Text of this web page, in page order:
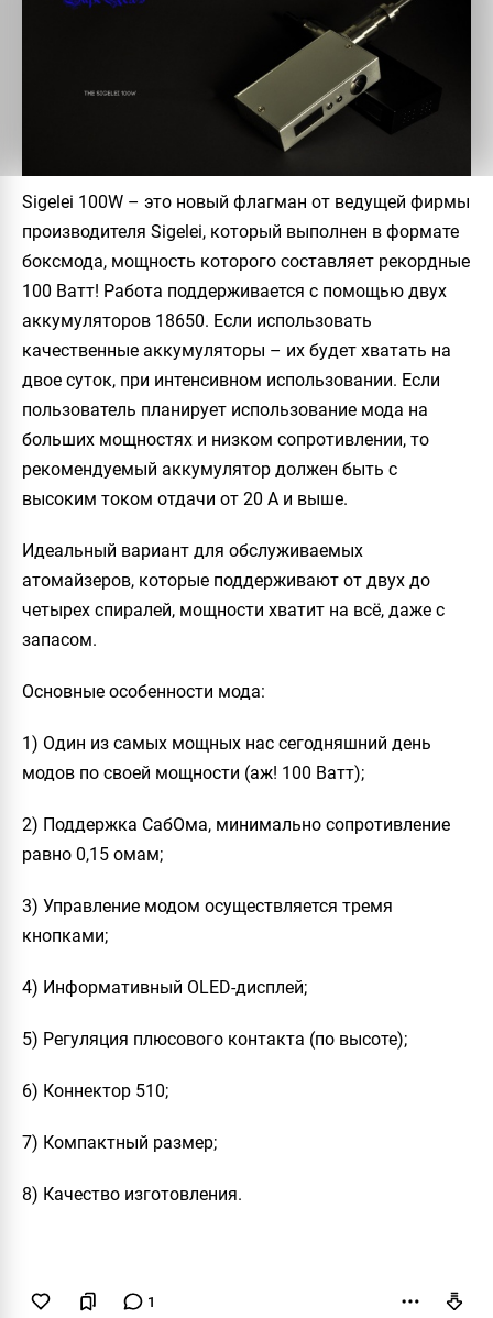
Sigelei 100W – это новый флагман от ведущей фирмы
производителя Sigelei, который выполнен в формате
боксмода, мощность которого составляет рекордные
100 Ватт! Работа поддерживается с помощью двух
аккумуляторов 18650. Если использовать
качественные аккумуляторы – их будет хватать на
двое суток, при интенсивном использовании. Если
пользователь планирует использование мода на
больших мощностях и низком сопротивлении, то
рекомендуемый аккумулятор должен быть с
высоким током отдачи от 20 А и выше.
Идеальный вариант для обслуживаемых
атомайзеров, которые поддерживают от двух до
четырех спиралей, мощности хватит на всё, даже с
запасом.
Основные особенности мода:
1) Один из самых мощных нас сегодняшний день
модов по своей мощности (аж! 100 Ватт);
2) Поддержка СабОма, минимально сопротивление
равно 0,15 омам;
3) Управление модом осуществляется тремя
кнопками;
4) Информативный OLED-дисплей;
5) Регуляция плюсового контакта (по высоте);
6) Коннектор 510;
7) Компактный размер;
8) Качество изготовления.
1